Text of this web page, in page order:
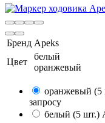
Бренд Apeks
Цвет
белый
оранжевый
оранжевый (5
запросу
белый (5 шт.)